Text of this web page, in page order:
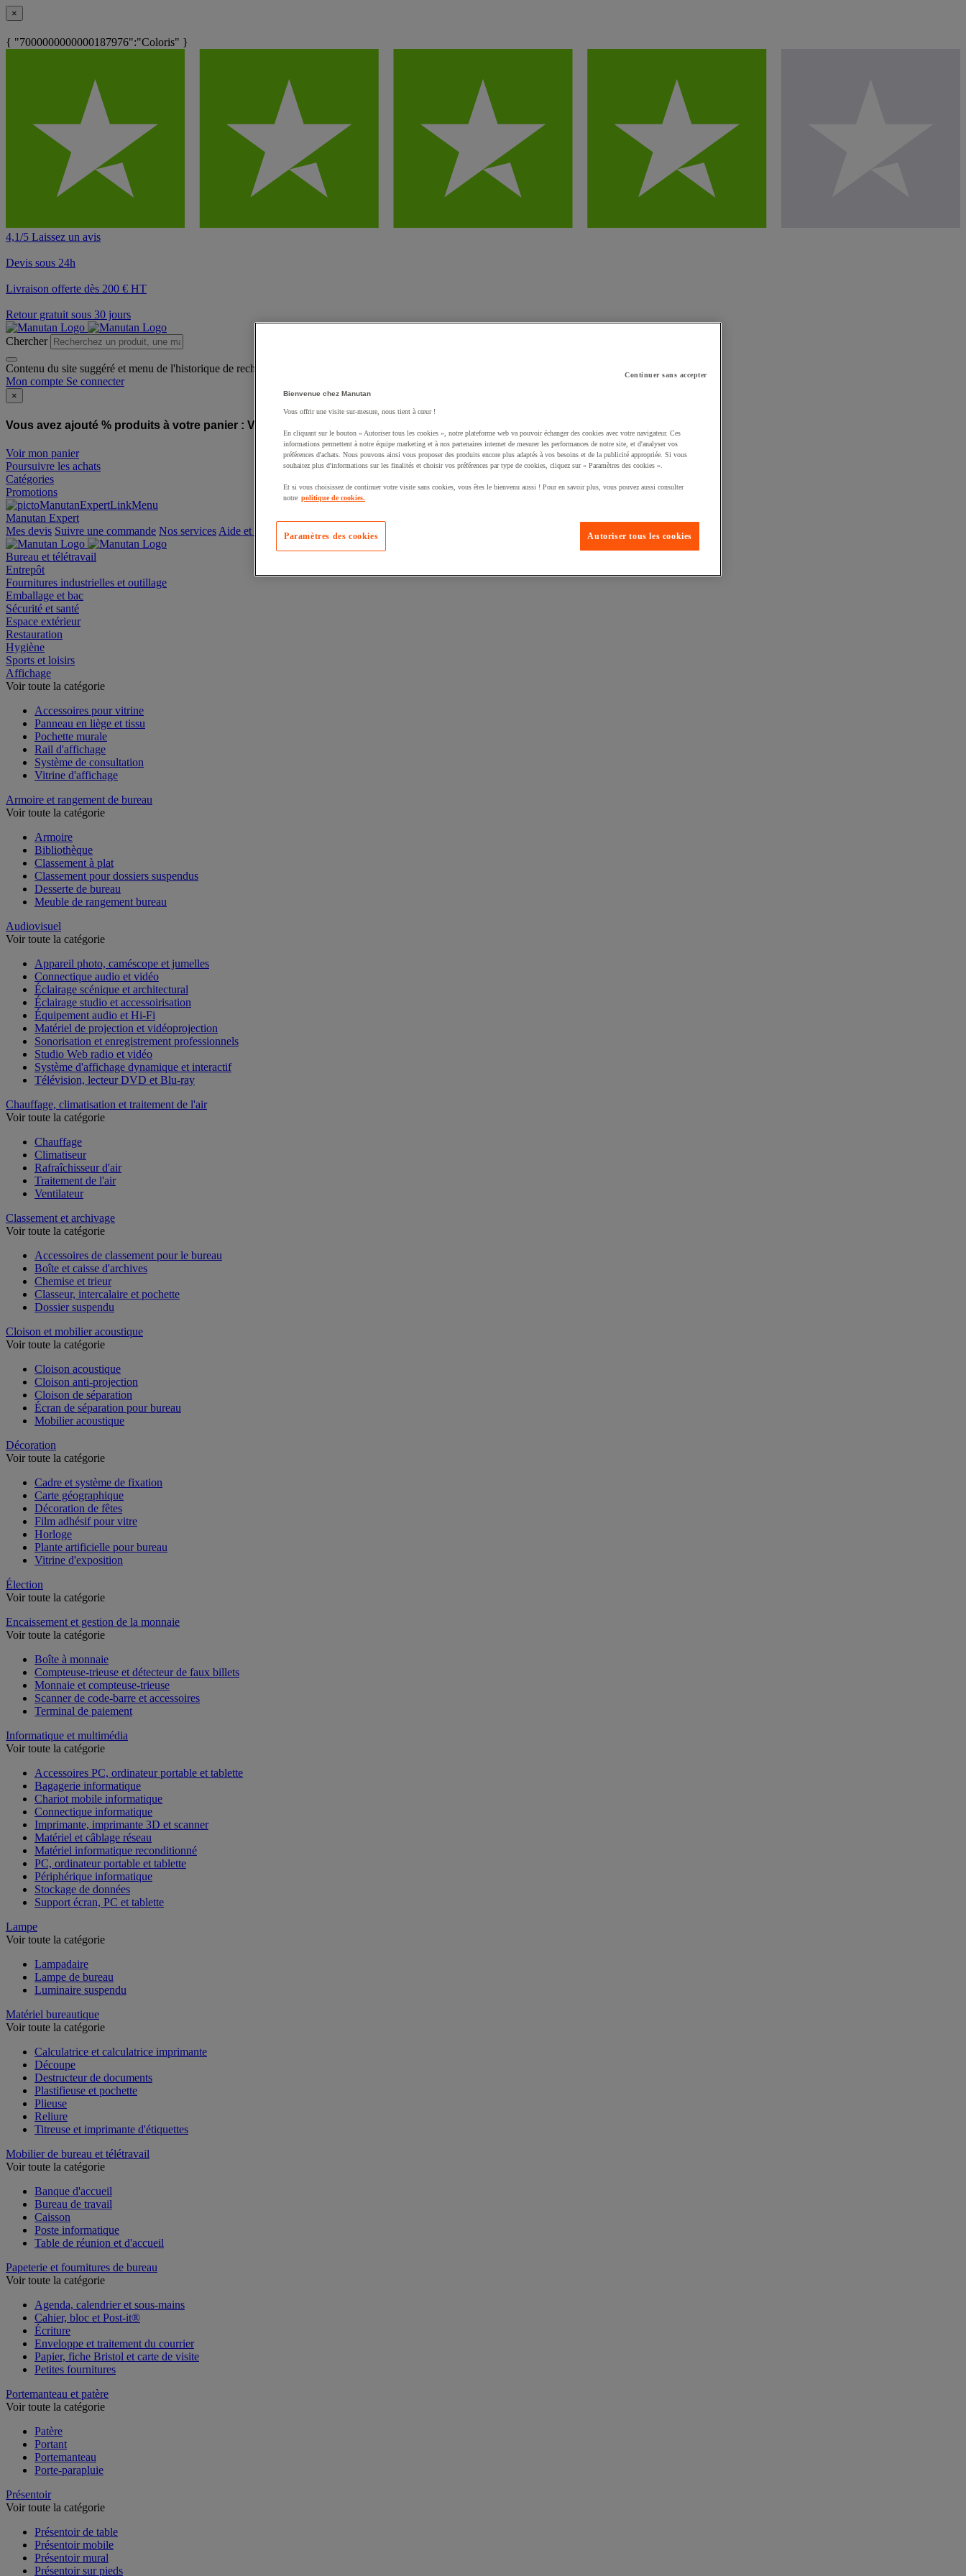
×
{ "7000000000000187976":"Coloris" }
4,1/5 Laissez un avis
Devis sous 24h
Livraison offerte dès 200 € HT
Retour gratuit sous 30 jours
Chercher
Contenu du site suggéré et menu de l'historique de recherche
Mon compte Se connecter
×
Vous avez ajouté % produits à votre panier : Vous avez ajouté un produit à votre panier :
Voir mon panier
Poursuivre les achats
Catégories
Promotions
Manutan Expert
offre reconditionnée
Mes devis Suivre une commande Nos services Aide et contact
Bureau et télétravail
Entrepôt
Fournitures industrielles et outillage
Emballage et bac
Sécurité et santé
Espace extérieur
Restauration
Hygiène
Sports et loisirs
Affichage
Accessoires pour vitrine
Panneau en liège et tissu
Pochette murale
Rail d'affichage
Système de consultation
Armoire et rangement de bureau
Armoire
Bibliothèque
Classement à plat
Classement pour dossiers suspendus
Desserte de bureau
Audiovisuel
Appareil photo, caméscope et jumelles
Connectique audio et vidéo
Éclairage scénique et architectural
Éclairage studio et accessoirisation
Équipement audio et Hi-Fi
Matériel de projection et vidéoprojection
Sonorisation et enregistrement professionnels
Studio Web radio et vidéo
Système d'affichage dynamique et interactif
Chauffage, climatisation et traitement de l'air
Chauffage
Climatiseur
Rafraîchisseur d'air
Traitement de l'air
Classement et archivage
Accessoires de classement pour le bureau
Boîte et caisse d'archives
Chemise et trieur
Classeur, intercalaire et pochette
Cloison et mobilier acoustique
Cloison acoustique
Cloison anti-projection
Cloison de séparation
Écran de séparation pour bureau
Décoration
Cadre et système de fixation
Carte géographique
Décoration de fêtes
Film adhésif pour vitre
Horloge
Plante artificielle pour bureau
Élection
Encaissement et gestion de la monnaie
Boîte à monnaie
Compteuse-trieuse et détecteur de faux billets
Monnaie et compteuse-trieuse
Scanner de code-barre et accessoires
Informatique et multimédia
Accessoires PC, ordinateur portable et tablette
Bagagerie informatique
Chariot mobile informatique
Connectique informatique
Imprimante, imprimante 3D et scanner
Matériel et câblage réseau
Matériel informatique reconditionné
PC, ordinateur portable et tablette
Périphérique informatique
Stockage de données
Lampe
Lampadaire
Lampe de bureau
Matériel bureautique
Calculatrice et calculatrice imprimante
Découpe
Destructeur de documents
Plastifieuse et pochette
Plieuse
Reliure
Mobilier de bureau et télétravail
Banque d'accueil
Bureau de travail
Caisson
Poste informatique
Papeterie et fournitures de bureau
Agenda, calendrier et sous-mains
Cahier, bloc et Post-it®
Écriture
Enveloppe et traitement du courrier
Papier, fiche Bristol et carte de visite
Portemanteau et patère
Patère
Portant
Portemanteau
Présentoir
Présentoir de table
Présentoir mobile
Présentoir mural
Continuer sans accepter
Bienvenue chez Manutan
Vous offrir une visite sur-mesure, nous tient à cœur !
En cliquant sur le bouton « Autoriser tous les cookies », notre plateforme web va pouvoir échanger des cookies avec votre navigateur. Ces
informations permettent à notre équipe marketing et à nos partenaires internet de mesurer les performances de notre site, et d'analyser vos
préférences d'achats. Nous pouvons ainsi vous proposer des produits encore plus adaptés à vos besoins et de la publicité appropriée. Si vous
souhaitez plus d'informations sur les finalités et choisir vos préférences par type de cookies, cliquez sur « Paramètres des cookies ».
Et si vous choisissez de continuer votre visite sans cookies, vous êtes le bienvenu aussi ! Pour en savoir plus, vous pouvez aussi consulter
notre politique de cookies.
Autoriser tous les cookies
Paramètres des cookies